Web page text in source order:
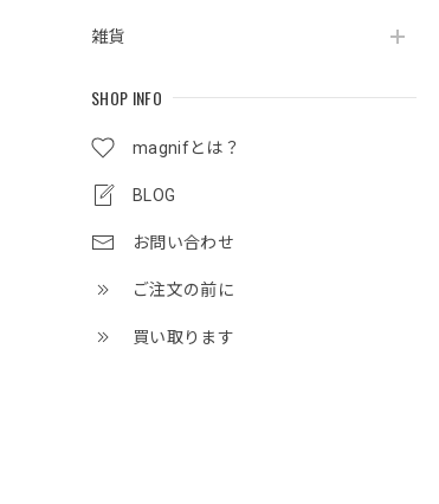
雑貨
SHOP INFO
magnifとは？
BLOG
お問い合わせ
ご注文の前に
買い取ります